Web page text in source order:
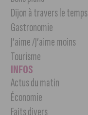
Dijon à travers le temps
Gastronomie
J’aime /J’aime moins
Tourisme
INFOS
Actus du matin
Économie
Faits divers